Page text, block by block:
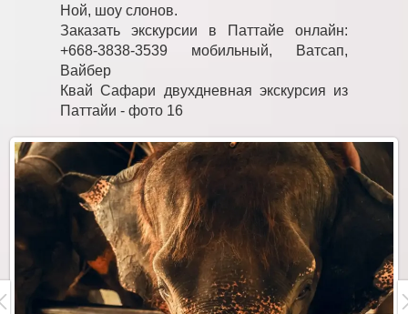
Ной, шоу слонов.
Заказать экскурсии в Паттайе онлайн:
+668-3838-3539 мобильный, Ватсап,
Вайбер
Квай Сафари двухдневная экскурсия из
Паттайи - фото 16